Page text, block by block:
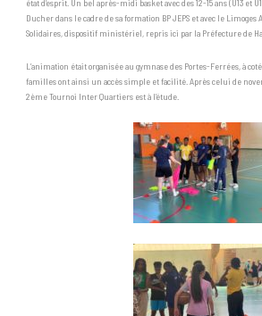
état d’esprit. Un bel après-midi basket avec des 12-15 ans (U13 et
Ducher dans le cadre de sa formation BP JEPS et avec le Limoges
Solidaires, dispositif ministériel, repris ici par la Préfecture de
L’animation était organisée au gymnase des Portes-Ferrées, à
familles ont ainsi un accès simple et facilité. Après celui de
2ème Tournoi Inter Quartiers est à l’étude.